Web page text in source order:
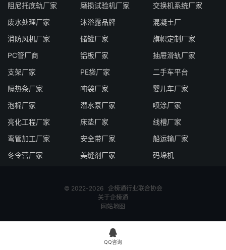
阻尼托底轨厂家 磨损试验机厂家
交换机系统厂家
废水处理厂家
沐浴露品牌
混凝土厂
消防风机厂家
储罐厂家
旗帜定制厂家
PC管厂商
铝板厂家
抽屉滑轨厂家
支架厂家
PE袋厂家
二手车平台
隔热条厂家
吨袋厂家
婴儿车厂家
泡棉厂家
潜水泵厂家
喷涂厂家
亮化工程厂家
床垫厂家
线槽厂家
弯管加工厂家
安全带厂家
船运输厂家
冬令营厂家
美缝剂厂家 码垛机
© 2022-2026 企榜通行业联合协会
关于企榜通
网站地图

QQ咨询